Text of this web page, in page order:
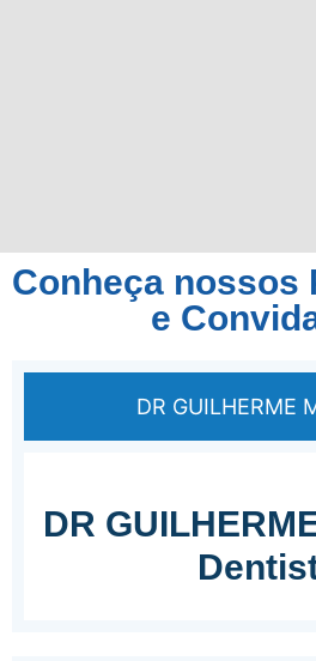
Conheça nossos
e
DR GUILHERME
DR